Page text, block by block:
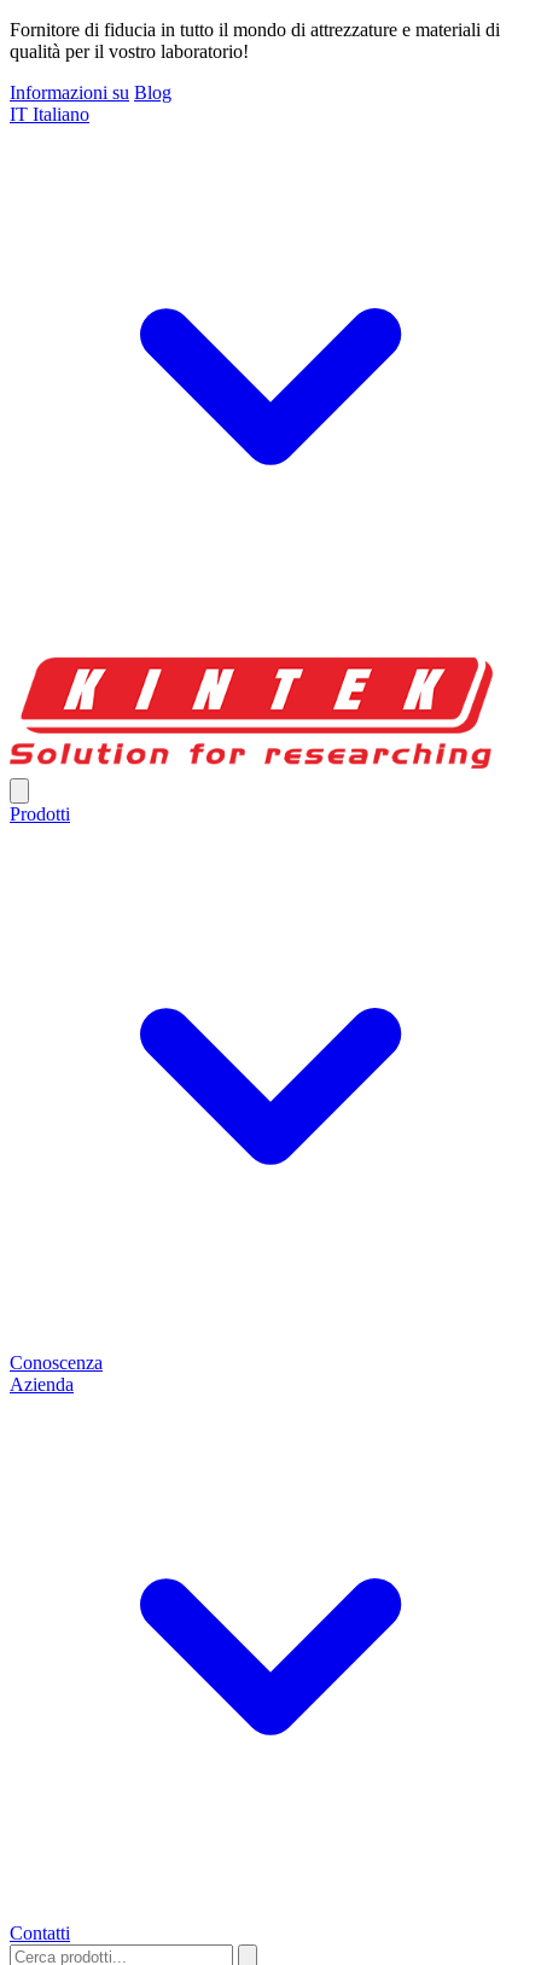
Fornitore di fiducia in tutto il mondo di attrezzature e materiali di
qualità per il vostro laboratorio!
Informazioni su Blog
IT Italiano
Prodotti
Conoscenza
Azienda
Contatti